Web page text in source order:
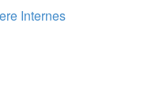
Internes